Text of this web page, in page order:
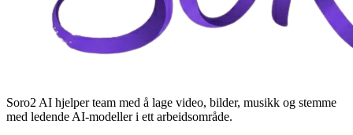
Soro2 AI hjelper team med å lage video, bilder, musikk og stemme
med ledende AI-modeller i ett arbeidsområde.